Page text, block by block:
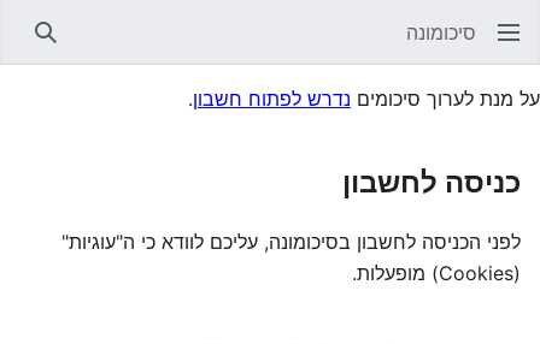
סיכומונה
על מנת לערוך סיכומים נדרש לפתוח חשבון.
כניסה לחשבון
לפני הכניסה לחשבון בסיכומונה, עליכם לוודא כי ה"עוגיות"
(Cookies) מופעלות.